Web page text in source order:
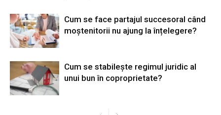
Cum se face partajul succesoral când
moștenitorii nu ajung la înțelegere?
Cum se stabilește regimul juridic al
unui bun în coproprietate?